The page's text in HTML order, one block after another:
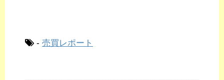
- 売買レポート